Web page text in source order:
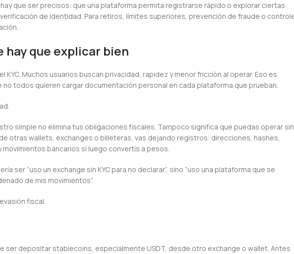
hay que ser precisos: que una plataforma permita registrarse rápido o explorar ciertas
de identidad. Para retiros, límites superiores, prevención de fraude o
hay que explicar bien
Muchos usuarios buscan privacidad, rapidez y menor fricción al operar. Eso es
todos quieren cargar documentación personal en cada plataforma que prueban.
simple no elimina tus obligaciones fiscales. Tampoco significa que puedas operar sin
otras wallets, exchanges o billeteras, vas dejando registros: direcciones, hashes,
bancarios si luego convertís a pesos.
ser “uso un exchange sin KYC para no declarar”, sino “uso una plataforma que se
de mis movimientos”.
fiscal.
ser depositar stablecoins, especialmente USDT, desde otro exchange o wallet. Antes